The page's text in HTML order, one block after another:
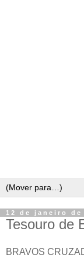
12 de janeiro de
Tesouro de
BRAVOS